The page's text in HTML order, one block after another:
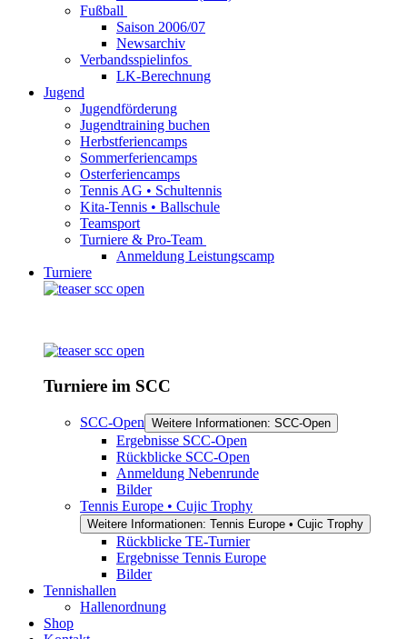
Fußball
Saison 2006/07
Newsarchiv
Verbandsspielinfos
LK-Berechnung
Jugend
Jugendförderung
Jugendtraining buchen
Herbstferiencamps
Sommerferiencamps
Osterferiencamps
Tennis AG • Schultennis
Kita-Tennis • Ballschule
Teamsport
Turniere & Pro-Team
Anmeldung Leistungscamp
Turniere
Turniere im SCC
SCC-Open Weitere Informationen: SCC-Open
Ergebnisse SCC-Open
Rückblicke SCC-Open
Anmeldung Nebenrunde
Bilder
Tennis Europe • Cujic Trophy
Weitere Informationen: Tennis Europe • Cujic Trophy
Rückblicke TE-Turnier
Ergebnisse Tennis Europe
Bilder
Tennishallen
Hallenordnung
Shop